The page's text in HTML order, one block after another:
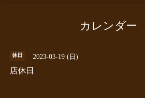
カレンダー
休日 2023-03-19 (日)
店休日